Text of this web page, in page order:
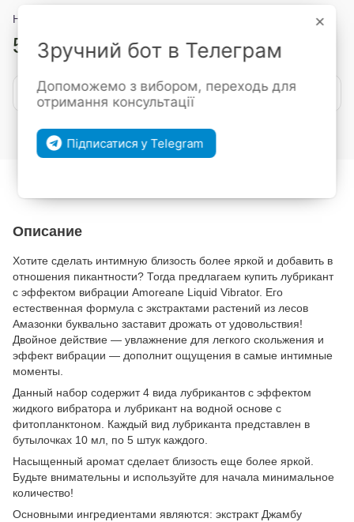
Нет в наличии
5 099 грн 5 999 грн
Сообщить, когда появится
Войтидля отображения накопительной скидки
Описание
Хотите сделать интимную близость более яркой и добавить в
отношения пикантности? Тогда предлагаем купить лубрикант
с эффектом вибрации Amoreane Liquid Vibrator. Его
естественная формула с экстрактами растений из лесов
Амазонки буквально заставит дрожать от удовольствия!
Двойное действие — увлажнение для легкого скольжения и
эффект вибрации — дополнит ощущения в самые интимные
моменты.
Данный набор содержит 4 вида лубрикантов с эффектом
жидкого вибратора и лубрикант на водной основе с
фитопланктоном. Каждый вид лубриканта представлен в
бутылочках 10 мл, по 5 штук каждого.
Насыщенный аромат сделает близость еще более яркой.
Будьте внимательны и используйте для начала минимальное
количество!
Основными ингредиентами являются: экстракт Джамбу
Зручний бот в Телеграм
Допоможемо з вибором, переходь для
отримання консультації
Підписатися у Telegram
×